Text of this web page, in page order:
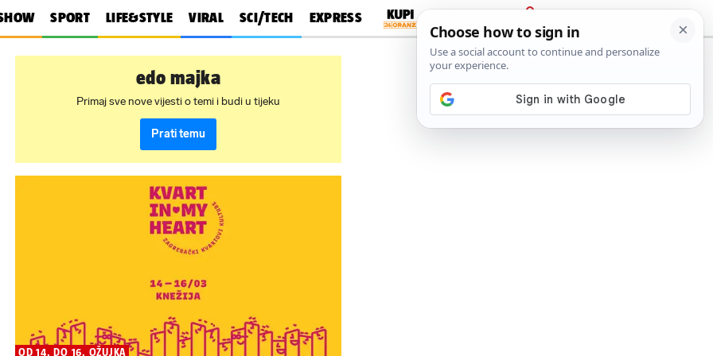
SPORT LIFE&STYLE VIRAL SCI/TECH EXPRESS
PRIJAVA
edo majka
Primaj sve nove vijesti o temi i budi u tijeku
Prati temu
OD 14. DO 16. OŽUJKA